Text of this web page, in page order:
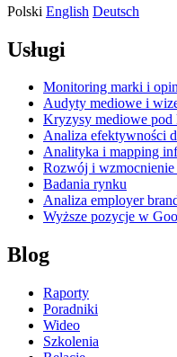
Polski English Deutsch
Usługi
Monitoring marki i
Audyty mediowe i
Kryzysy mediowe pod
Analiza efektywności
Analityka i mapping
Rozwój i wzmocnienie
Badania rynku
Analiza employer
Wyższe pozycje w
Blog
Raporty
Poradniki
Wideo
Szkolenia